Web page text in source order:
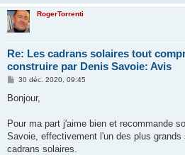
RogerTorrenti
Re: Les cadrans solaires tout
construire par Denis Savoie: Avis
M
s
g
30 déc. 2020, 09:45
Bonjour,
Pour ma part j'aime bien et recommande
Savoie, effectivement l'un des plus
cadrans solaires.